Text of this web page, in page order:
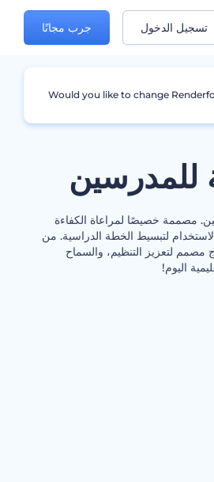
تسجيل الدخول جرب مجانًا
للمدرسين
مصممة خصيصًا لمراعاة الكفاءة
لتبسيط الخطة الدراسية. من
لتعزيز التنظيم، والسماح
اليوم!
Would you like to change